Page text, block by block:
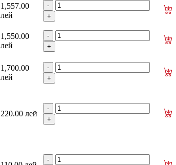
1,557.00
лей
1,550.00
лей
1,700.00
лей
220.00 лей